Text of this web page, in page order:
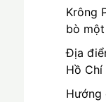
Krông
bò
Địa
Hồ
Hướng